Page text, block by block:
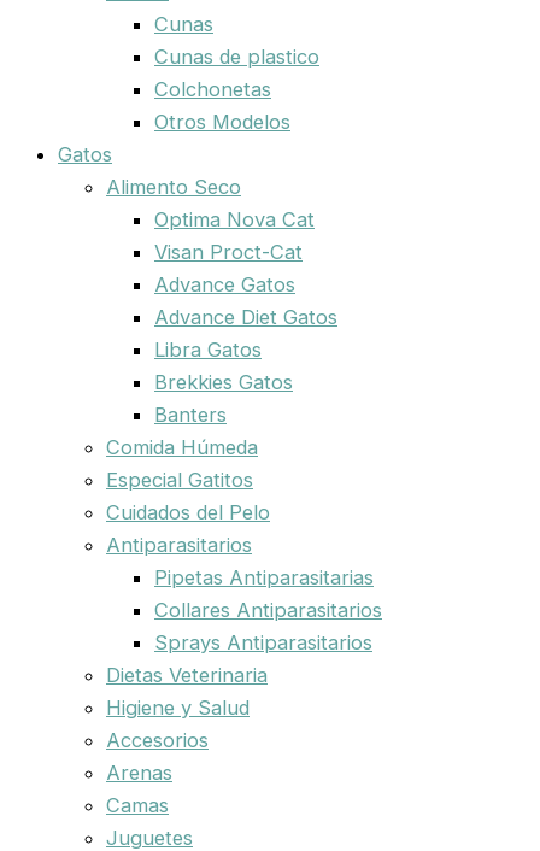
Cunas
Cunas de plastico
Colchonetas
Otros Modelos
Gatos
Alimento Seco
Optima Nova Cat
Visan Proct-Cat
Advance Gatos
Advance Diet Gatos
Libra Gatos
Brekkies Gatos
Banters
Comida Húmeda
Especial Gatitos
Cuidados del Pelo
Antiparasitarios
Pipetas Antiparasitarias
Collares Antiparasitarios
Sprays Antiparasitarios
Dietas Veterinaria
Higiene y Salud
Accesorios
Arenas
Camas
Juguetes